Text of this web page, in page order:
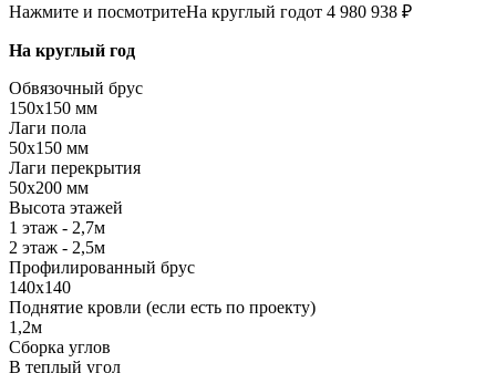
Нажмите и посмотритеНа круглый годот 4 980 938 ₽
На круглый год
Обвязочный брус
150х150 мм
Лаги пола
50х150 мм
Лаги перекрытия
50х200 мм
Высота этажей
1 этаж - 2,7м
2 этаж - 2,5м
Профилированный брус
140х140
Поднятие кровли (если есть по проекту)
1,2м
Сборка углов
В теплый угол